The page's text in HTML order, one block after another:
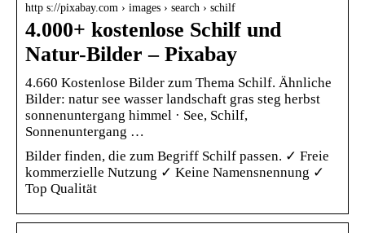
http s://pixabay.com › images › search › schilf
4.000+ kostenlose Schilf und
Natur-Bilder – Pixabay
4.660 Kostenlose Bilder zum Thema Schilf. Ähnliche
Bilder: natur see wasser landschaft gras steg herbst
sonnenuntergang himmel · See, Schilf,
Sonnenuntergang …
Bilder finden, die zum Begriff Schilf passen. ✓ Freie
kommerzielle Nutzung ✓ Keine Namensnennung ✓
Top Qualität